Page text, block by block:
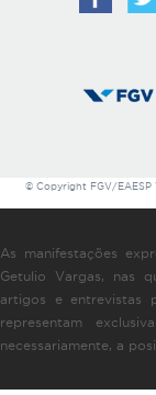
© Copyright FGV/EAESP
As manifestações
Getulio Vargas, nas
artigos e entrevistas
representam
necessariamente, a